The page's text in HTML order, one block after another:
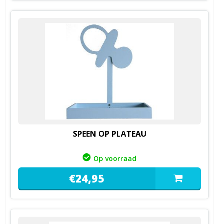
SPEEN OP PLATEAU
Op voorraad
€24,95